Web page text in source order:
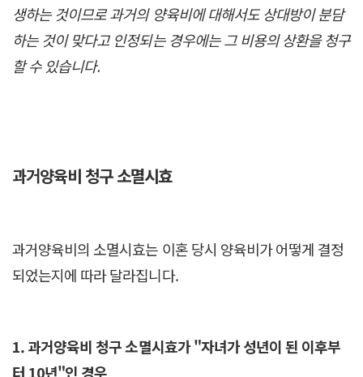
생하는 것이므로 과거의 양육비에 대해서도 상대방이 분담
하는 것이 맞다고 인정되는 경우에는 그 비용의 상환을 청구
할 수 있습니다.
과거양육비 청구 소멸시효
과거양육비의 소멸시효는 이혼 당시 양육비가 어떻게 결정
되었는지에 따라 달라집니다.
1. 과거양육비 청구 소멸시효가 "자녀가 성년이 된 이후부
터 10년"인 경우